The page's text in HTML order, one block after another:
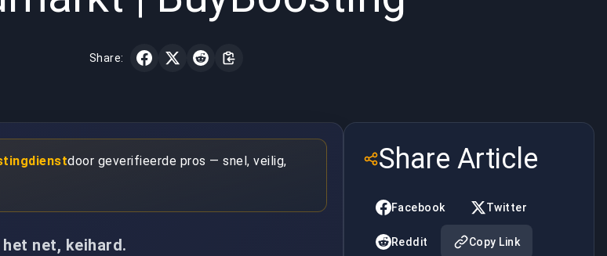
Share:
door geverifieerde pros — snel, veilig,
net, keihard.
Share Article
Facebook Twitter
Reddit Copy Link